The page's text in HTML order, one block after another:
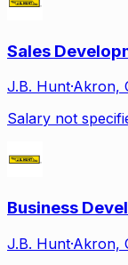
Sales
J.B. Hunt·Akron,
Salary not
Business
J.B. Hunt·Akron,